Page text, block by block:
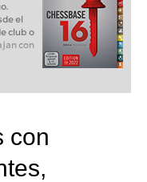
el
club o
con
con